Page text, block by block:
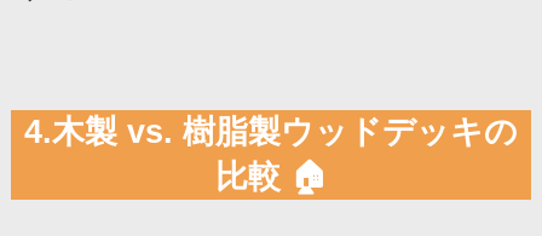
4.木製 vs. 樹脂製ウッドデッキの
比較 🏠